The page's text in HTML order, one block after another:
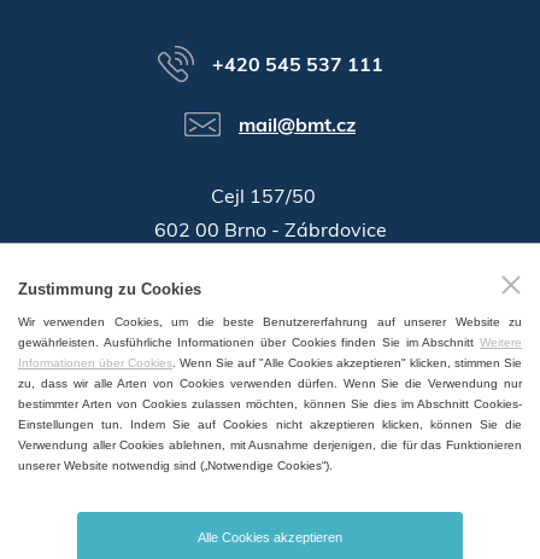
+420 545 537 111
mail@bmt.cz
Cejl 157/50
602 00 Brno - Zábrdovice
Identifikationsnummer:
GPS: 49°11'55.196"N, 16°37'19.559"E
Zustimmung zu Cookies
Wir verwenden Cookies, um die beste Benutzererfahrung auf unserer Website zu
gewährleisten. Ausführliche Informationen über Cookies finden Sie im Abschnitt Weitere
Informationen über Cookies . Wenn Sie auf "Alle Cookies akzeptieren" klicken, stimmen Sie
zu, dass wir alle Arten von Cookies verwenden dürfen. Wenn Sie die Verwendung nur
bestimmter Arten von Cookies zulassen möchten, können Sie dies im Abschnitt Cookies-
Einstellungen tun. Indem Sie auf Cookies nicht akzeptieren klicken, können Sie die
Verwendung aller Cookies ablehnen, mit Ausnahme derjenigen, die für das Funktionieren
unserer Website notwendig sind („Notwendige Cookies“).
Alle Cookies akzeptieren